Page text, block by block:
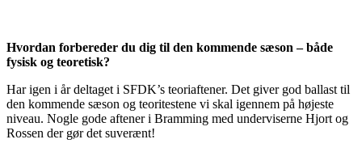
Hvordan forbereder du dig til den kommende sæson – både
fysisk og teoretisk?
Har igen i år deltaget i SFDK’s teoriaftener. Det giver god ballast til
den kommende sæson og teoritestene vi skal igennem på højeste
niveau. Nogle gode aftener i Bramming med underviserne Hjort og
Rossen der gør det suverænt!